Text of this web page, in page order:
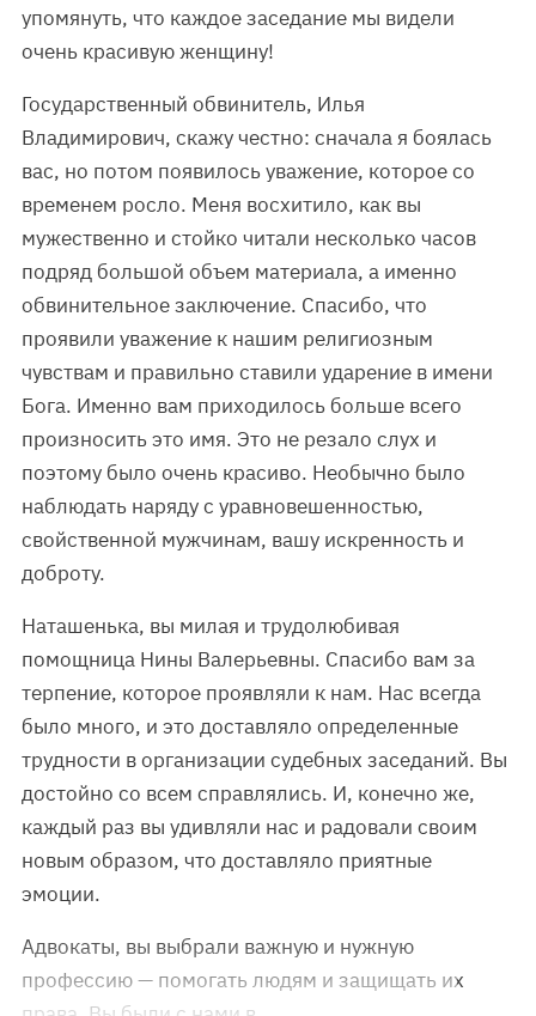
упомянуть, что каждое заседание мы видели
очень красивую женщину!
Государственный обвинитель, Илья
Владимирович, скажу честно: сначала я боялась
вас, но потом появилось уважение, которое со
временем росло. Меня восхитило, как вы
мужественно и стойко читали несколько часов
подряд большой объем материала, а именно
обвинительное заключение. Спасибо, что
проявили уважение к нашим религиозным
чувствам и правильно ставили ударение в имени
Бога. Именно вам приходилось больше всего
произносить это имя. Это не резало слух и
поэтому было очень красиво. Необычно было
наблюдать наряду с уравновешенностью,
свойственной мужчинам, вашу искренность и
доброту.
Наташенька, вы милая и трудолюбивая
помощница Нины Валерьевны. Спасибо вам за
терпение, которое проявляли к нам. Нас всегда
было много, и это доставляло определенные
трудности в организации судебных заседаний. Вы
достойно со всем справлялись. И, конечно же,
каждый раз вы удивляли нас и радовали своим
новым образом, что доставляло приятные
эмоции.
Адвокаты, вы выбрали важную и нужную
профессию — помогать людям и защищать их